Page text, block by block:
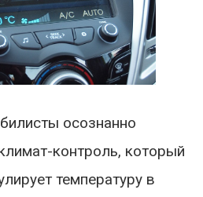
осознанно
контроль, который
температуру в